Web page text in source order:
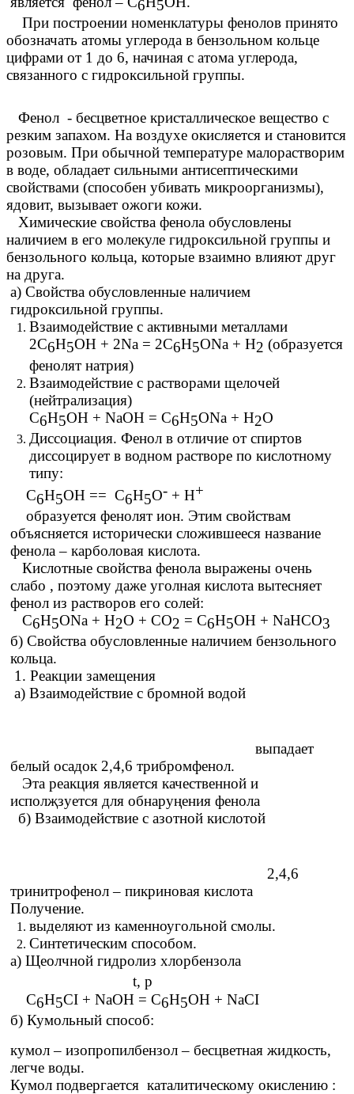
6 5
При построении номенклатуры фенолов принято
обозначать атомы углерода в бензольном кольце
цифрами от 1 до 6, начиная с атома углерода,
связанного с гидроксильной группы.
Фенол - бесцветное кристаллическое вещество с
резким запахом. На воздухе окисляется и становится
розовым. При обычной температуре малорастворим
в воде, обладает сильными антисептическими
свойствами (способен убивать микроорганизмы),
ядовит, вызывает ожоги кожи.
Химические свойства фенола обусловлены
наличием в его молекуле гидроксильной группы и
бензольного кольца, которые взаимно влияют друг
на друга.
а) Свойства обусловленные наличием
гидроксильной группы.
Взаимодействие с активными металлами
2С6H5OH + 2Na = 2C6H5ONa + H2 (образуется
фенолят натрия)
Взаимодействие с растворами щелочей
(нейтрализация)
C6H5OH + NaOH = C6H5ONa + H2O
Диссоциация. Фенол в отличие от спиртов
диссоцирует в водном растворе по кислотному
типу:
C6H5OH == С6Н5О- + Н+
образуется фенолят ион. Этим свойствам
объясняется исторически сложившееся название
фенола – карболовая кислота.
Кислотные свойства фенола выражены очень
слабо , поэтому даже уголная кислота вытесняет
фенол из растворов его солей:
C6H5ONa + H2O + CO2 = C6H5OH + NaHCO3
б) Свойства обусловленные наличием бензольного
кольца.
1. Реакции замещения
а) Взаимодействие с бромной водой
выпадает
белый осадок 2,4,6 трибромфенол.
Эта реакция является качественной и
исполҗзуется для обнаруңения фенола
б) Взаимодействие с азотной кислотой
2,4,6
тринитрофенол – пикриновая кислота
Получение.
выделяют из каменноугольной смолы.
Синтетическим способом.
а) Щеолчной гидролиз хлорбензола
t, p
C6H5CI + NaOH = C6H5OH + NaCI
б) Кумольный способ:
кумол – изопропилбензол – бесцветная жидкость,
легче воды.
Кумол подвергается каталитическому окислению :